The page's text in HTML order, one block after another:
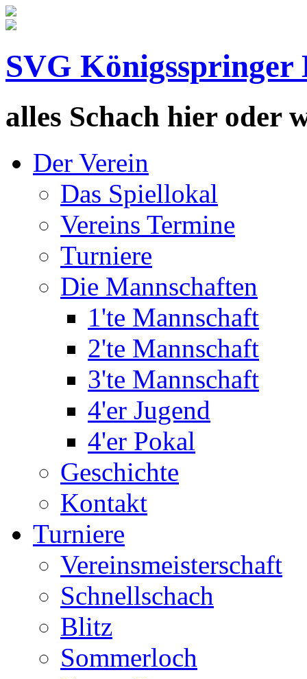
SVG Königsspringer
alles Schach hier oder
Der Verein
Das Spiellokal
Vereins Termine
Turniere
Die Mannschaften
1'te Mannschaft
2'te Mannschaft
3'te Mannschaft
4'er Jugend
4'er Pokal
Geschichte
Kontakt
Turniere
Vereinsmeisterschaft
Schnellschach
Blitz
Sommerloch